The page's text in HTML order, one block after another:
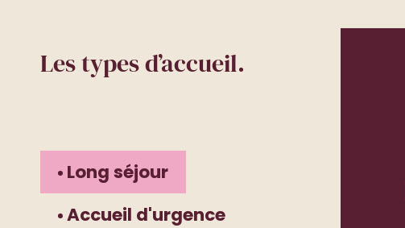
Les types d’accueil.
Long séjour
Accueil d'urgence